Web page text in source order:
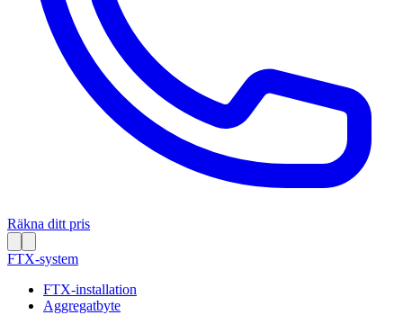
Räkna ditt pris
FTX-system
FTX-installation
Aggregatbyte